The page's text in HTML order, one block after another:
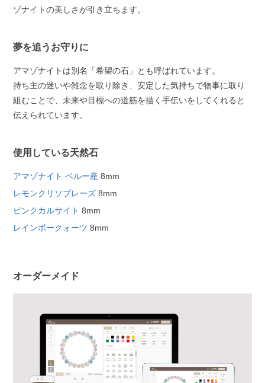
ゾナイトの美しさが引き立ちます。
夢を追うお守りに
アマゾナイトは別名「希望の石」とも呼ばれています。
持ち主の迷いや雑念を取り除き、安定した気持ちで物事に取り
組むことで、未来や目標への道筋を描く手伝いをしてくれると
伝えられています。
使用している天然石
アマゾナイト ペルー産 8mm
レモンクリソプレーズ 8mm
ピンクカルサイト 8mm
レインボークォーツ 8mm
オーダーメイド